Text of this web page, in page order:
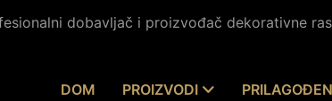
dobavljač i proizvođač dekorativne
DOM PROIZVODI